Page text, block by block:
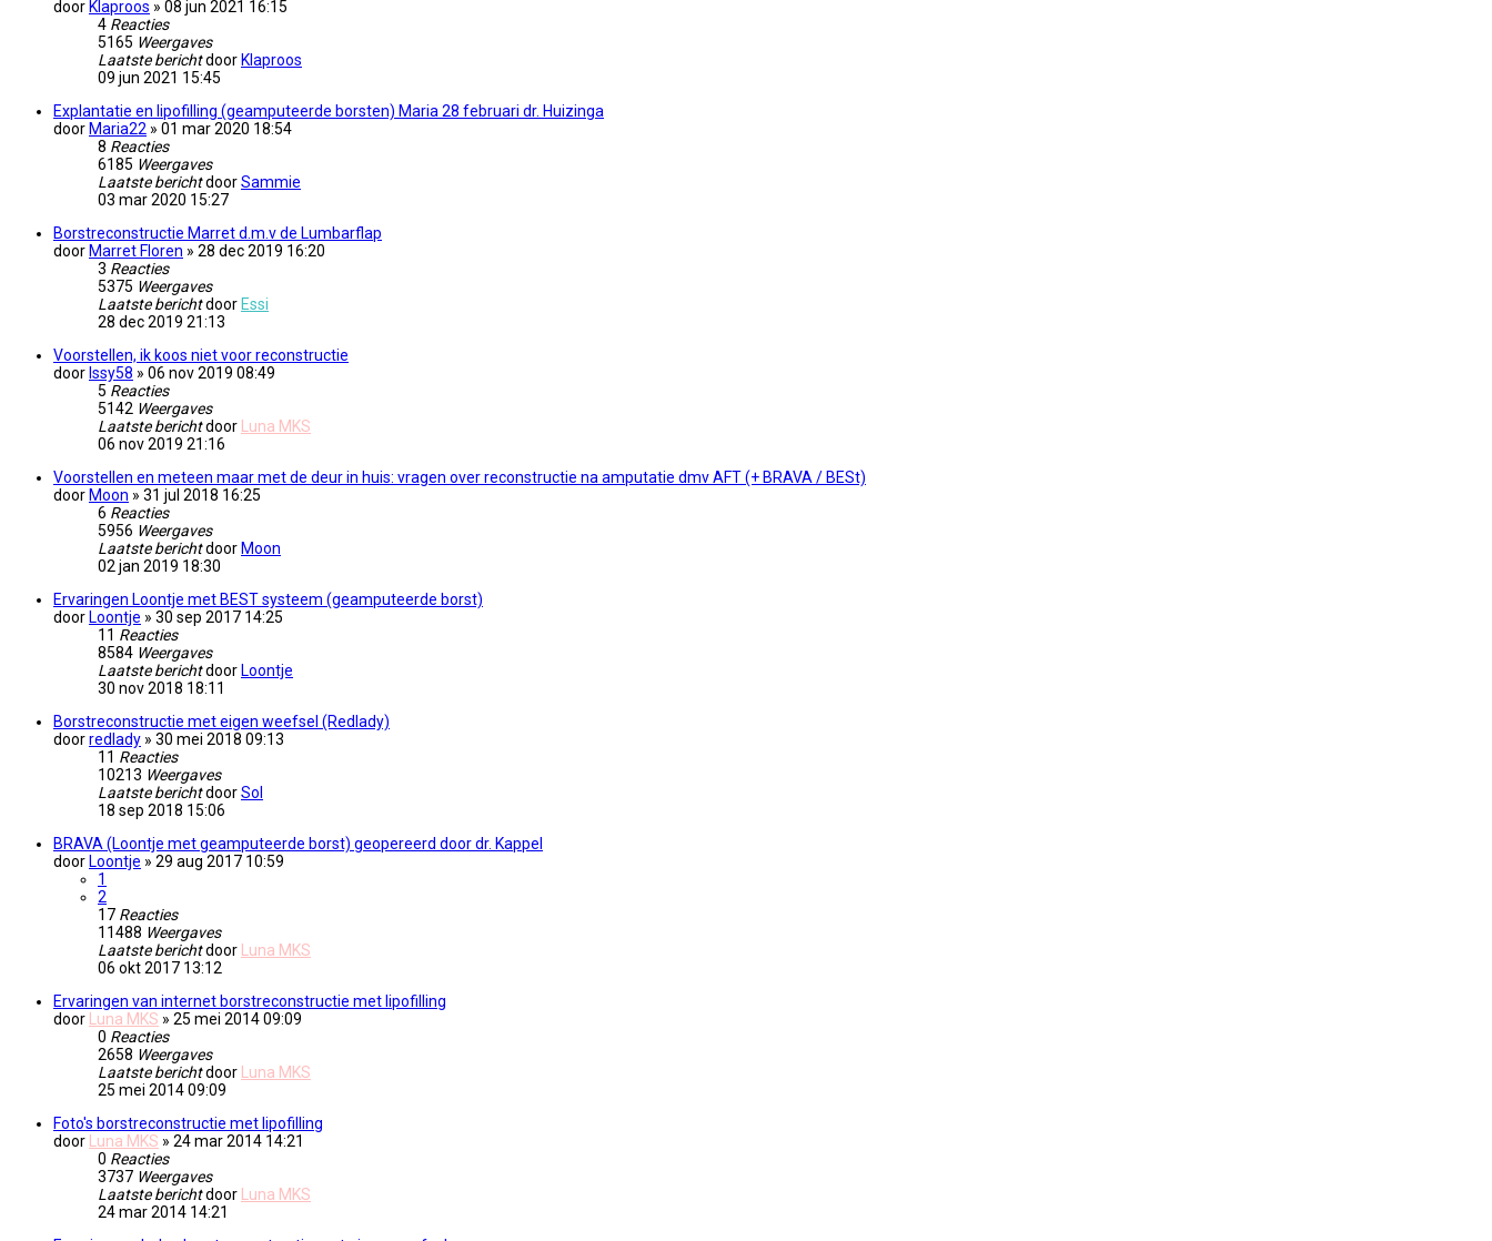
door Klaproos » 08 jun 2021 16:15
4 Reacties
5165 Weergaves
Laatste berichtdoor Klaproos
09 jun 2021 15:45
Explantatie en lipofilling (geamputeerde borsten) Maria 28 februari dr. Huizinga
door Maria22 » 01 mar 2020 18:54
8 Reacties
6185 Weergaves
Laatste berichtdoorSammie
03 mar 2020 15:27
Borstreconstructie Marret d.m.v de Lumbarflap
door Marret Floren » 28 dec 2019 16:20
3 Reacties
5375 Weergaves
Laatste berichtdoor Essi
28 dec 2019 21:13
Voorstellen, ik koos niet voor reconstructie
door Issy58 » 06 nov 2019 08:49
5 Reacties
5142 Weergaves
Laatste berichtdoor
Luna MKS
06 nov 2019 21:16
Voorstellen en meteen maar met de deur in huis: vragen over reconstructie na amputatie dmv AFT (+ BRAVA / BESt)
door Moon » 31 jul 2018 16:25
6 Reacties
5956 Weergaves
Laatste berichtdoor Moon
02 jan 2019 18:30
Ervaringen Loontje met BEST systeem (geamputeerde borst)
door Loontje » 30 sep 2017 14:25
11 Reacties
8584 Weergaves
Laatste berichtdoor Loontje
30 nov 2018 18:11
Borstreconstructie met eigen weefsel (Redlady)
doorredlady » 30 mei 2018 09:13
11 Reacties
10213 Weergaves
Laatste berichtdoorSol
18 sep 2018 15:06
BRAVA (Loontje met geamputeerde borst) geopereerd door dr. Kappel
door Loontje » 29 aug 2017 10:59
1
2
17 Reacties
11488 Weergaves
Laatste berichtdoor
Luna MKS
06 okt 2017 13:12
Ervaringen van internet borstreconstructie met lipofilling
door
Luna MKS » 25 mei 2014 09:09
0 Reacties
2658 Weergaves
Laatste berichtdoor
Luna MKS
25 mei 2014 09:09
Foto's borstreconstructie met lipofilling
door
Luna MKS » 24 mar 2014 14:21
0 Reacties
3737 Weergaves
Laatste berichtdoor
Luna MKS
24 mar 2014 14:21